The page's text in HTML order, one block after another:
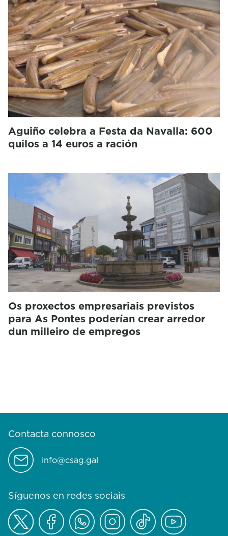
Aguiño celebra a Festa da Navalla: 600
quilos a 14 euros a ración
Os proxectos empresariais previstos
para As Pontes poderían crear arredor
dun milleiro de empregos
Contacta connosco
info@csag.gal
Síguenos en redes sociais